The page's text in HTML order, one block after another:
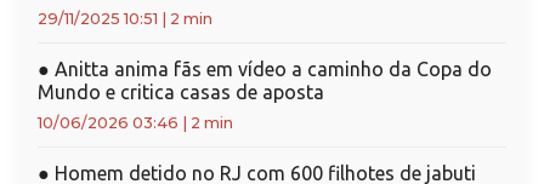
29/11/2025 10:51 2 min
● Anitta anima fãs em vídeo a caminho da Copa do
Mundo e critica casas de aposta
10/06/2026 03:46 2 min
● Homem detido no RJ com 600 filhotes de jabuti